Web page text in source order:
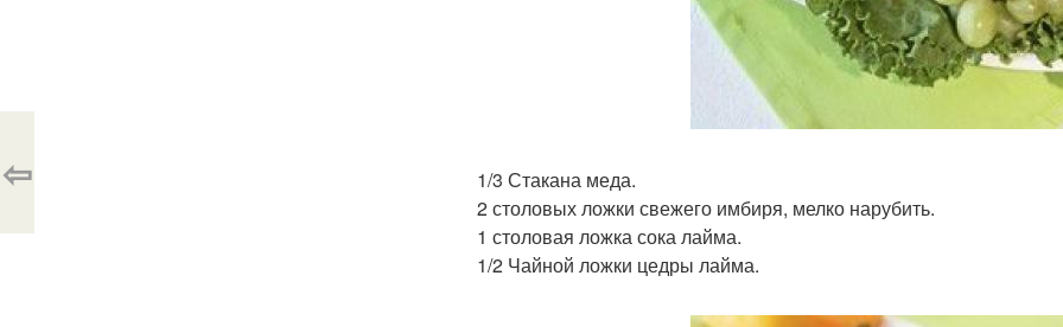
1/3 Стакана меда.
2 столовых ложки свежего имбиря, мелко нарубить.
1 столовая ложка сока лайма.
1/2 Чайной ложки цедры лайма.
⇦